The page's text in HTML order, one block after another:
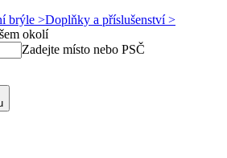
brýle >Doplňky a příslušenství >
okolí
Zadejte místo nebo PSČ